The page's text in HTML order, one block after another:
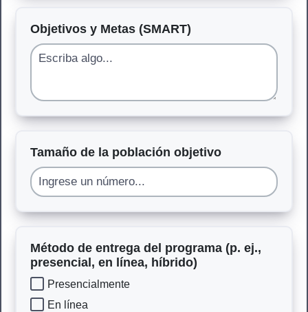
Objetivos y Metas (SMART)
Tamaño de la población objetivo
Método de entrega del programa (p. ej.,
presencial, en línea, híbrido)
Presencialmente
En línea